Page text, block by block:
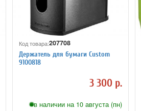
Код товара:207708
Держатель для бумаги Custom
9100818
3 300 р.
в наличии на 10 августа (пн)